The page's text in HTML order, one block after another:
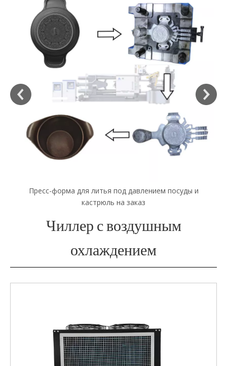
Пресс-форма для литья под давлением посуды и
кастрюль на заказ
Чиллер с воздушным
охлаждением